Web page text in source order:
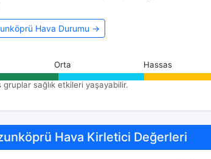
Hava Durumu →
Orta Hassas
gruplar sağlık etkileri yaşayabilir.
Hava Kirletici Değerleri